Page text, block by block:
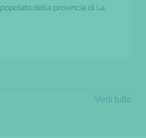
della provincia di La
Vedi tutte